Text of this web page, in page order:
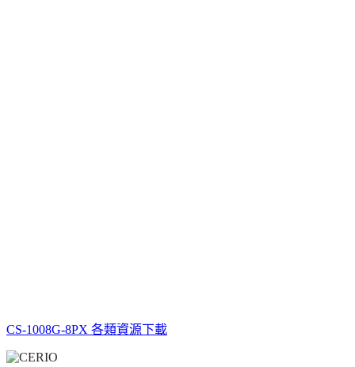
CS-1008G-8PX 各類資源下載